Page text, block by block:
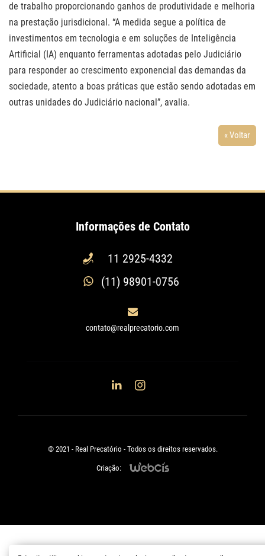
de trabalho proporcionando ganhos de produtividade e melhoria
na prestação jurisdicional. “A medida segue a política de
investimentos em tecnologia e em soluções de Inteligência
Artificial (IA) enquanto ferramentas adotadas pelo Judiciário
para responder ao crescimento exponencial das demandas da
sociedade, atento a boas práticas que estão sendo adotadas em
outras unidades do Judiciário nacional”, avalia.
« Voltar
Informações de Contato
11 2925-4332
(11) 98901-0756
contato@realprecatorio.com
© 2021 - Real Precatório - Todos os direitos reservados.
Criação: